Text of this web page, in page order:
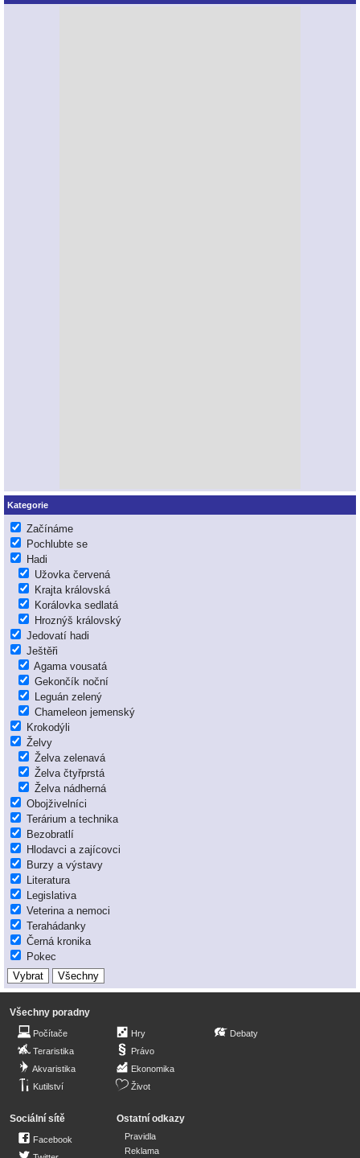
Kategorie
Začínáme
Pochlubte se
Hadi
Užovka červená
Krajta královská
Korálovka sedlatá
Hroznýš královský
Jedovatí hadi
Ještěři
Agama vousatá
Gekončík noční
Leguán zelený
Chameleon jemenský
Krokodýli
Želvy
Želva zelenavá
Želva čtyřprstá
Želva nádherná
Obojživelníci
Terárium a technika
Bezobratlí
Hlodavci a zajícovci
Burzy a výstavy
Literatura
Legislativa
Veterina a nemoci
Terahádanky
Černá kronika
Pokec
Všechny poradny
Počítače
Teraristika
Akvaristika
Kutilství
Hry
Právo
Ekonomika
Život
Debaty
Sociální sítě
Facebook
Ostatní odkazy
Pravidla
Reklama